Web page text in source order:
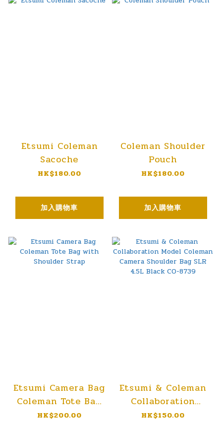
Etsumi Coleman
Sacoche
HK$180.00
加入購物車
Coleman Shoulder
Pouch
HK$180.00
加入購物車
Etsumi Camera Bag
Coleman Tote Bag
with Shoulder
HK$200.00
Etsumi & Coleman
Collaboration
Model Coleman
HK$150.00